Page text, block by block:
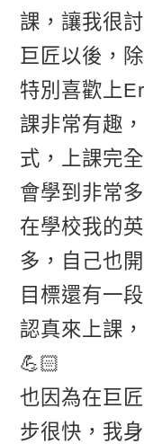
課，讓我很
巨匠以後，
特別喜歡上
課非常有趣
式，上課完
會學到非常
在學校我的
多，自己也
目標還有一
認真來上課
💪🏻
也因為在巨
步很快，我